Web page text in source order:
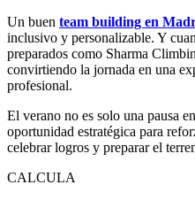
Un buen team building en
inclusivo y personalizable. Y
preparados como Sharma
convirtiendo la jornada en una
profesional.
El verano no es solo una pausa
oportunidad estratégica para
celebrar logros y preparar el
CALCULA